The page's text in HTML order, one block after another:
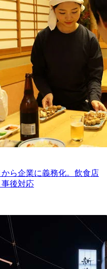
ら企業に義務化。飲食店
後対応